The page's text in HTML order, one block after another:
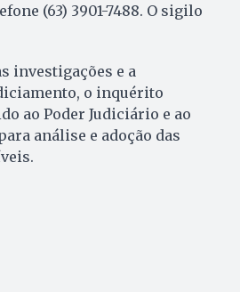
(63) 3901-7488. O sigilo
investigações e a
o inquérito
ao Poder Judiciário e ao
análise e adoção das